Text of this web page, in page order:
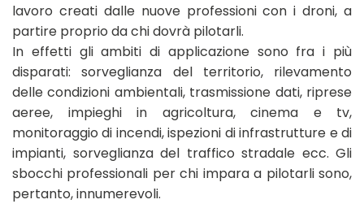
lavoro creati dalle nuove professioni con i droni, a
partire proprio da chi dovrà pilotarli.
In effetti gli ambiti di applicazione sono fra i più
disparati: sorveglianza del territorio, rilevamento
delle condizioni ambientali, trasmissione dati, riprese
aeree, impieghi in agricoltura, cinema e tv,
monitoraggio di incendi, ispezioni di infrastrutture e di
impianti, sorveglianza del traffico stradale ecc. Gli
sbocchi professionali per chi impara a pilotarli sono,
pertanto, innumerevoli.